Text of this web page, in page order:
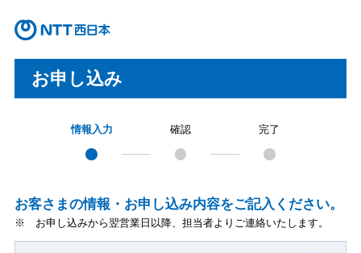
お申し込み
情報入力 確認 完了
お客さまの情報・お申し込み内容をご記入ください。
※ お申し込みから翌営業日以降、担当者よりご連絡いたします。